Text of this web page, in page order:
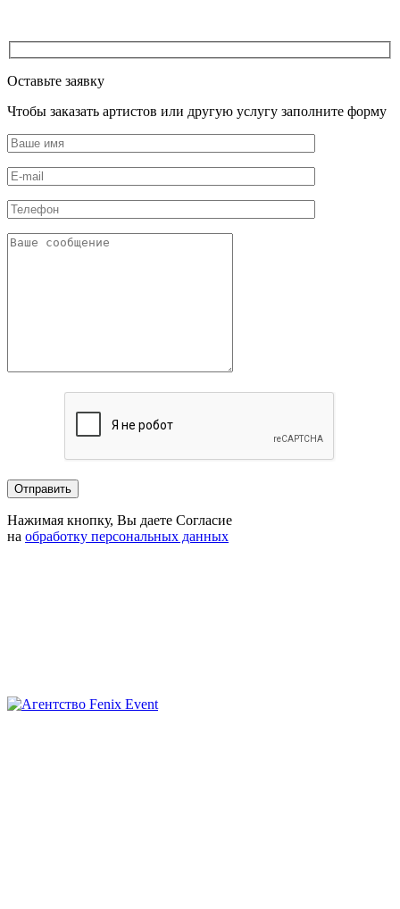
Оставьте заявку
Чтобы заказать артистов или другую услугу заполните форму
Нажимая кнопку, Вы даете Согласие
на обработку персональных данных
Агентство